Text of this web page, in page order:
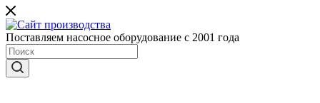
Поставляем насосное оборудование с 2001 года